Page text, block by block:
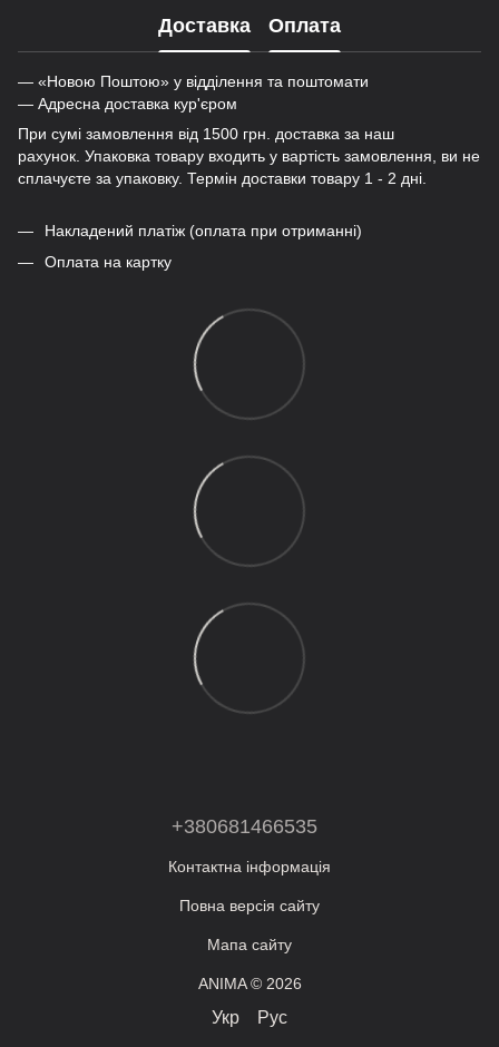
Доставка Оплата
— «Новою Поштою» у відділення та поштомати
— Адресна доставка кур'єром
При сумі замовлення від 1500 грн. доставка за наш
рахунок. Упаковка товару входить у вартість замовлення, ви не
сплачуєте за упаковку. Термін доставки товару 1 - 2 дні.
Накладений платіж (оплата при отриманні)
Оплата на картку
+380681466535
Контактна інформація
Повна версія сайту
Мапа сайту
ANIMA © 2026
Укр Рус